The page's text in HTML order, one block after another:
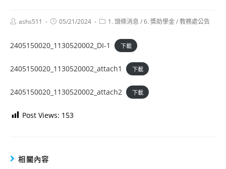
Postashs511
Post05/21/2024
Post1. 頭條消息 /6. 獎助學金/教務處公告
2405150020_1130520002_DI-1 下載
2405150020_1130520002_attach1 下載
2405150020_1130520002_attach2 下載
Post Views: 153
相關內容